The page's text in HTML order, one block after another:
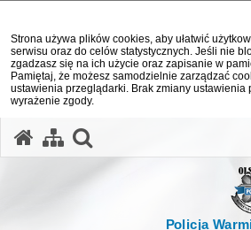
Strona używa plików cookies, aby ułatwić
serwisu oraz do celów statystycznych. Jeśli nie
zgadzasz się na ich użycie oraz zapisanie w
Pamiętaj, że możesz samodzielnie zarządzać
ustawienia przeglądarki. Brak zmiany ustawienia
wyrażenie zgody.
Policja